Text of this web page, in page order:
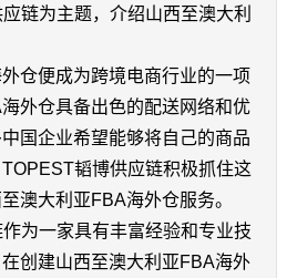
链为主题，介绍山西至澳大利
仓便成为跨境电商行业的一项
外仓具备出色的配送网络和优
国企业希望能够将自己的商品
韬博供应链积极抓住这
澳大利亚FBA海外仓服务。
为一家具有丰富经验和专业技
创建山西至澳大利亚FBA海外